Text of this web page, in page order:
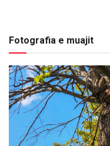
Fotografia e muajit